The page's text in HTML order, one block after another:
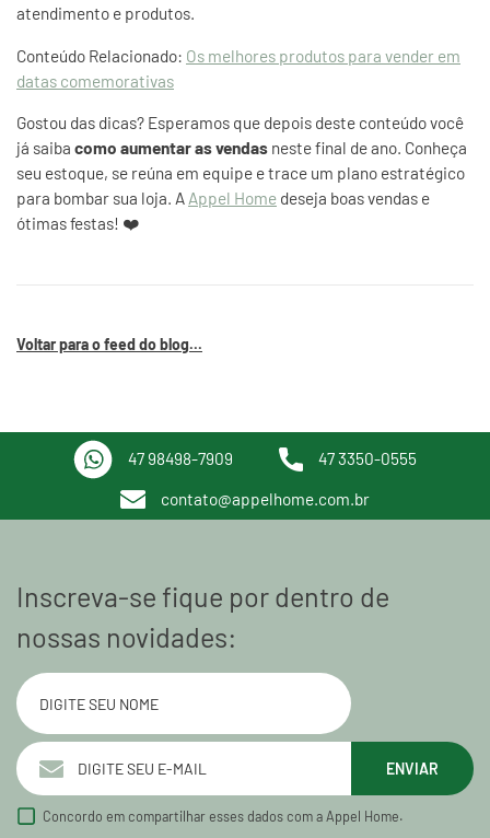
atendimento e produtos.
Conteúdo Relacionado: Os melhores produtos para vender em
datas comemorativas
Gostou das dicas? Esperamos que depois deste conteúdo você
já saiba como aumentar as vendas neste final de ano. Conheça
seu estoque, se reúna em equipe e trace um plano estratégico
para bombar sua loja. A Appel Home deseja boas vendas e
ótimas festas! ❤️
Voltar para o feed do blog...
47 98498-7909 47 3350-0555
contato@appelhome.com.br
Inscreva-se fique por dentro de
nossas novidades:
ENVIAR
Concordo em compartilhar esses dados com a Appel Home.